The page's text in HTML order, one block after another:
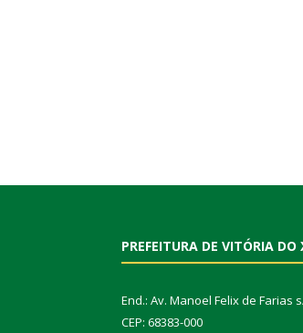
PREFEITURA DE VITÓRIA DO
End.: Av. Manoel Felix de Farias
CEP: 68383-000